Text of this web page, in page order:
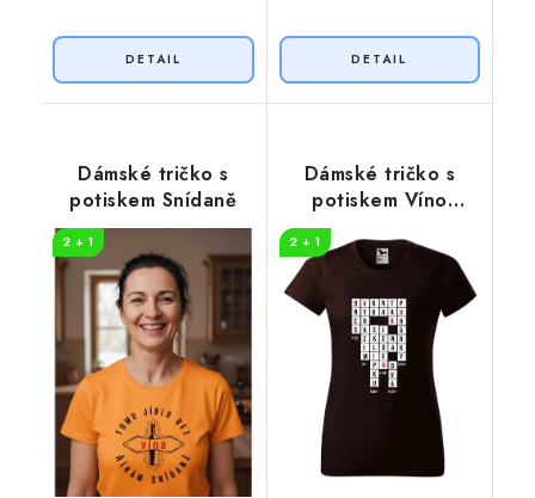
Dámské tričko s
potiskem Snídaně
2 + 1
Dámské tričko s
potiskem Víno
2 + 1